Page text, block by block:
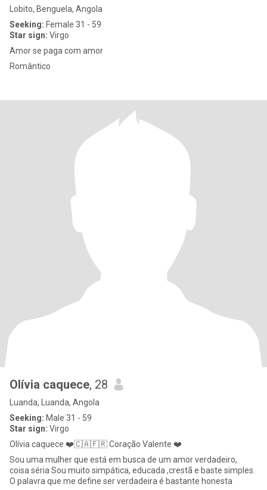
Lobito, Benguela, Angola
Seeking: Female 31 - 59
Star sign: Virgo
Amor se paga com amor
Romântico
Olívia caquece, 28
Luanda, Luanda, Angola
Seeking: Male 31 - 59
Star sign: Virgo
Olívia caquece ❤️🇨🇦🇫🇷 Coração Valente ❤️
Sou uma mulher que está em busca de um amor verdadeiro,
coisa séria Sou muito simpática, educada ,crestã e baste simples.
O palavra que me define ser verdadeira é bastante honesta